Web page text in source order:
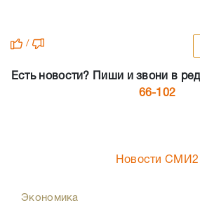
/
Есть новости? Пиши и звони в
66-102
Новости СМИ2
Экономика